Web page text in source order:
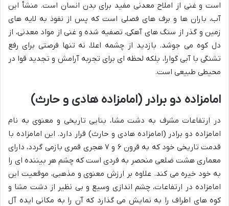
است و غنی از املاح معدنی مفید برای بدن انسان است. منشأ این
آب، باران ها و برف های فصلی است که پس از نفوذ به لایه های
زمین و گذر از سنگ های آهکی، تصفیه شده و غنی از مواد معدنی، از
دل کوه می جوشد. بازدید از چشمه اعلا، نه تنها فرصتی برای رفع
تشنگی با آبی گوارا، بلکه لحظه ای برای تجربه آرامش و تجدید قوا در
محیطی طبیعی است.
امامزاده دو برادر (امامزاده هادی و حارث)
در ارتفاعات مشرف به دشت مشا، بنایی تاریخی و معنوی به نام
امامزاده دو برادر (امامزاده هادی و حارث) قرار دارد. این امامزاده با
قدمت تاریخی خود که به قرون ۶ و ۷ هجری قمری بازمی گردد، دارای
معماری هشت ضلعی منحصر به فردی است که چشم هر بیننده ای را
به خود خیره می کند. علاوه بر ارزش معنوی و مذهبی، موقعیت این
امامزاده در ارتفاعات، چشم اندازی وسیع و بی نظیر از دشت مشا و
کوه های اطراف را به نمایش می گذارد که آن را به مکانی ایده آل